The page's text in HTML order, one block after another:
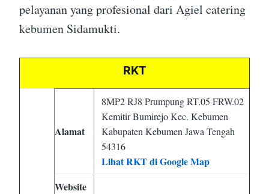
pelayanan yang profesional dari Agiel catering
kebumen Sidamukti.
RKT
Alamat
8MP2 RJ8 Prumpung RT.05 FRW.02
Kemitir Bumirejo Kec. Kebumen
Kabupaten Kebumen Jawa Tengah
54316
Lihat RKT di Google Map
Website